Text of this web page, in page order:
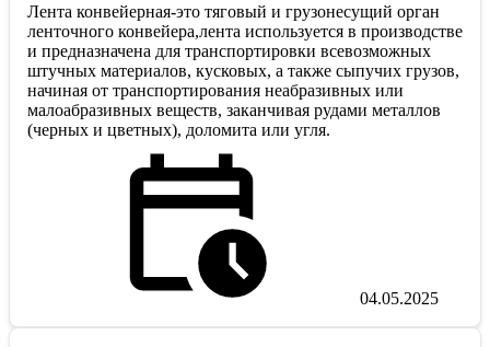
Лента конвейерная-это тяговый и грузонесущий орган
ленточного конвейера,лента используется в производстве
и предназначена для транспортировки всевозможных
штучных материалов, кусковых, а также сыпучих грузов,
начиная от транспортирования неабразивных или
малоабразивных веществ, заканчивая рудами металлов
(черных и цветных), доломита или угля.
04.05.2025